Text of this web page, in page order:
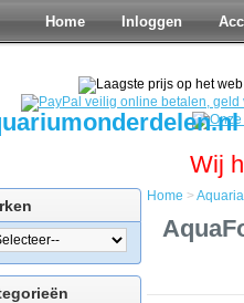
Home Inloggen
Wij
Home > Aquaria